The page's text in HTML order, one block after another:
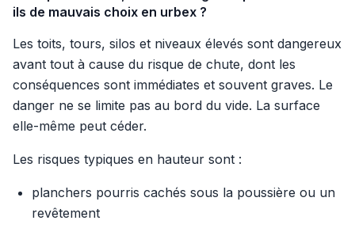
ils de mauvais choix en urbex ?
Les toits, tours, silos et niveaux élevés sont dangereux
avant tout à cause du risque de chute, dont les
conséquences sont immédiates et souvent graves. Le
danger ne se limite pas au bord du vide. La surface
elle-même peut céder.
Les risques typiques en hauteur sont :
planchers pourris cachés sous la poussière ou un
revêtement